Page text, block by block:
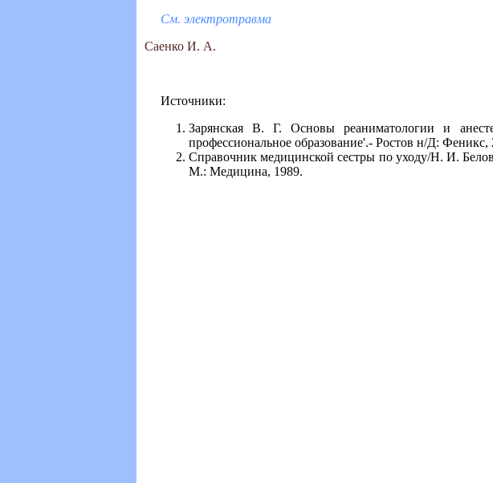
См. электротравма
Саенко И. А.
Источники:
Зарянская В. Г. Основы реаниматологии и
профессиональное образование'.- Ростов н/Д: Феникс,
Справочник медицинской сестры по уходу/Н. И.
М.: Медицина, 1989.